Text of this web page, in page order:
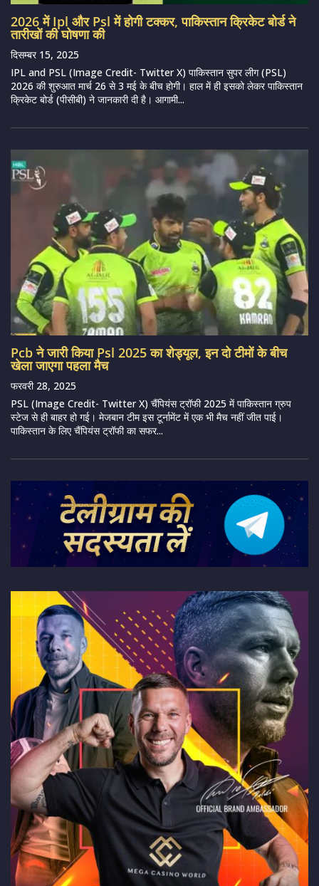
2026 में Ipl और Psl में होगी टक्कर, पाकिस्तान क्रिकेट बोर्ड ने
तारीखों की घोषणा की
दिसम्बर 15, 2025
IPL and PSL (Image Credit- Twitter X) पाकिस्तान सुपर लीग (PSL)
2026 की शुरुआत मार्च 26 से 3 मई के बीच होगी। हाल में ही इसको लेकर पाकिस्तान
क्रिकेट बोर्ड (पीसीबी) ने जानकारी दी है। आगामी...
Pcb ने जारी किया Psl 2025 का शेड्यूल, इन दो टीमों के बीच
खेला जाएगा पहला मैच
फरवरी 28, 2025
PSL (Image Credit- Twitter X) चैंपियंस ट्रॉफी 2025 में पाकिस्तान ग्रुप
स्टेज से ही बाहर हो गई। मेजबान टीम इस टूर्नामेंट में एक भी मैच नहीं जीत पाई।
पाकिस्तान के लिए चैंपियंस ट्रॉफी का सफर...